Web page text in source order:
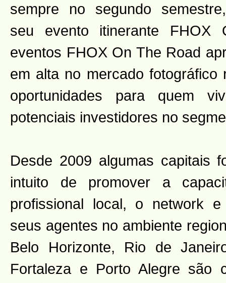
sempre no segundo semestre,
seu evento itinerante FHOX
eventos FHOX On The Road
em alta no mercado fotográfico
oportunidades para quem
potenciais investidores no
Desde 2009 algumas capitais
intuito de promover a
profissional local, o network
seus agentes no ambiente
Belo Horizonte, Rio de
Fortaleza e Porto Alegre são